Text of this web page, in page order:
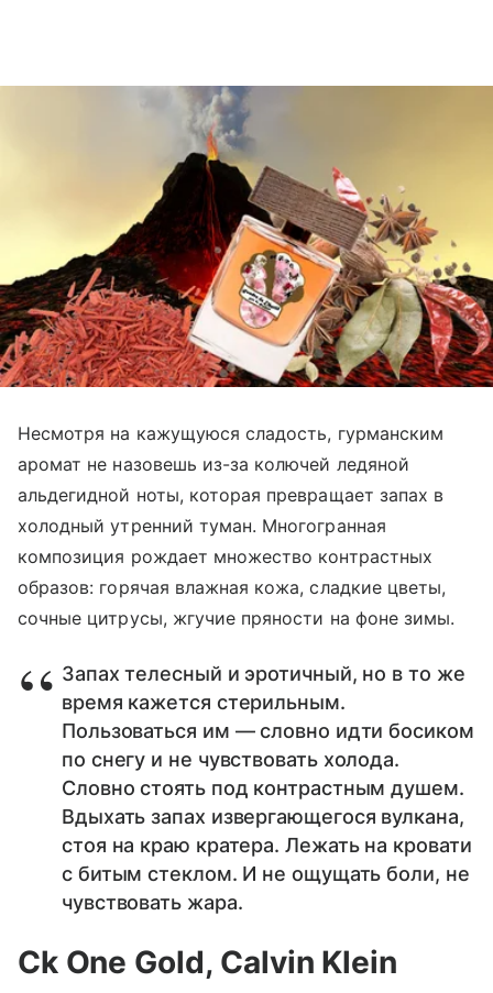
Несмотря на кажущуюся сладость, гурманским
аромат не назовешь из-за колючей ледяной
альдегидной ноты, которая превращает запах в
холодный утренний туман. Многогранная
композиция рождает множество контрастных
образов: горячая влажная кожа, сладкие цветы,
сочные цитрусы, жгучие пряности на фоне зимы.
Запах телесный и эротичный, но в то же
время кажется стерильным.
Пользоваться им — словно идти босиком
по снегу и не чувствовать холода.
Словно стоять под контрастным душем.
Вдыхать запах извергающегося вулкана,
стоя на краю кратера. Лежать на кровати
с битым стеклом. И не ощущать боли, не
чувствовать жара.
Ck One Gold, Calvin Klein